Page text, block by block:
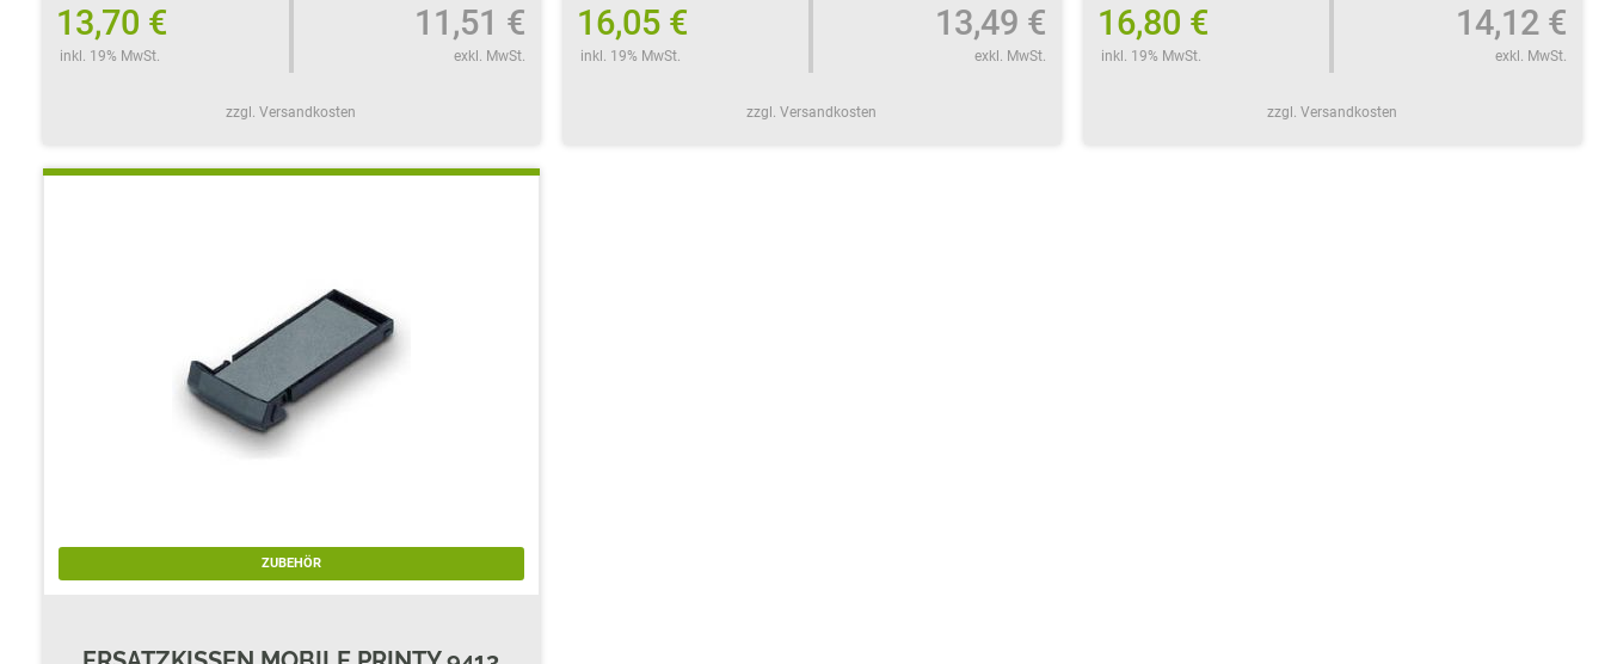
13,70 €
inkl. 19% MwSt.
11,51 €
exkl. MwSt.
zzgl. Versandkosten
16,05 €
inkl. 19% MwSt.
13,49 €
exkl. MwSt.
zzgl. Versandkosten
16,80 €
inkl. 19% MwSt.
14,12 €
exkl. MwSt.
zzgl. Versandkosten
ZUBEHÖR